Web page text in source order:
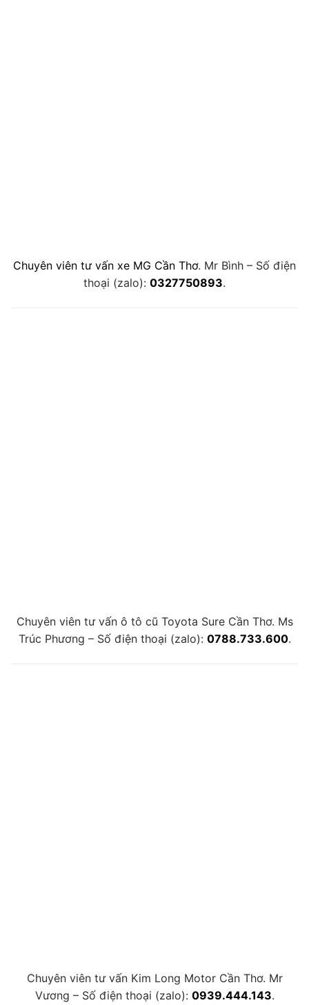
Chuyên viên tư vấn xe MG Cần Thơ. Mr Bình – Số điện
thoại (zalo): 0327750893.
Chuyên viên tư vấn ô tô cũ Toyota Sure Cần Thơ. Ms
Trúc Phương – Số điện thoại (zalo): 0788.733.600.
Chuyên viên tư vấn Kim Long Motor Cần Thơ. Mr
Vương – Số điện thoại (zalo): 0939.444.143.